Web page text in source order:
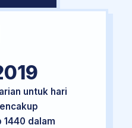
untuk hari
1440 dalam